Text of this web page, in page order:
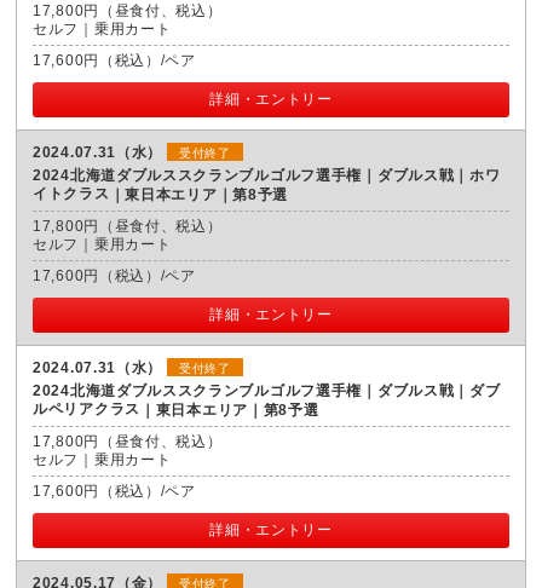
17,800円（昼食付、税込）
セルフ｜乗用カート
17,600円（税込）/ペア
詳細・エントリー
2024.07.31（水） 受付終了
2024北海道ダブルススクランブルゴルフ選手権｜ダブルス戦｜ホワ
イトクラス
東日本エリア｜第8予選
17,800円（昼食付、税込）
セルフ｜乗用カート
17,600円（税込）/ペア
詳細・エントリー
2024.07.31（水） 受付終了
2024北海道ダブルススクランブルゴルフ選手権｜ダブルス戦｜ダブ
ルペリアクラス
東日本エリア｜第8予選
17,800円（昼食付、税込）
セルフ｜乗用カート
17,600円（税込）/ペア
詳細・エントリー
2024.05.17（金） 受付終了